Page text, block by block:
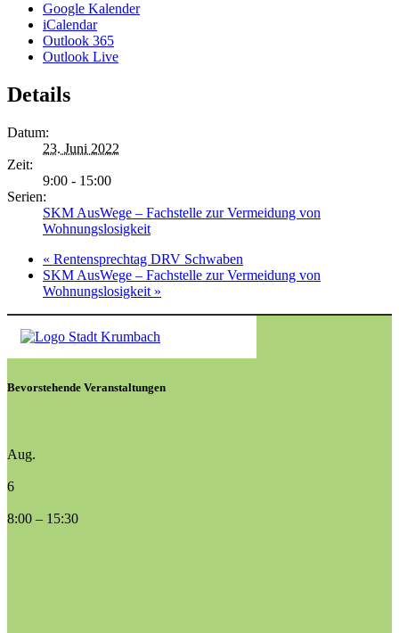
Google Kalender
iCalendar
Outlook 365
Outlook Live
Details
Datum:
23. Juni 2022
Zeit:
9:00 - 15:00
Serien:
SKM AusWege – Fachstelle zur Vermeidung von
Wohnungslosigkeit
« Rentensprechtag DRV Schwaben
SKM AusWege – Fachstelle zur Vermeidung von
Wohnungslosigkeit »
Bevorstehende Veranstaltungen
Aug.
6
8:00 – 15:30